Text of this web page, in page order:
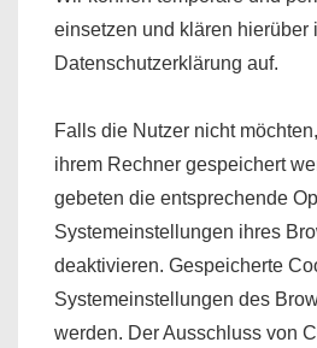
einsetzen und klären hierüber
Datenschutzerklärung auf.
Falls die Nutzer nicht
ihrem Rechner gespeichert
gebeten die entsprechende
Systemeinstellungen ihres
deaktivieren. Gespeicherte
Systemeinstellungen des
werden. Der Ausschluss von